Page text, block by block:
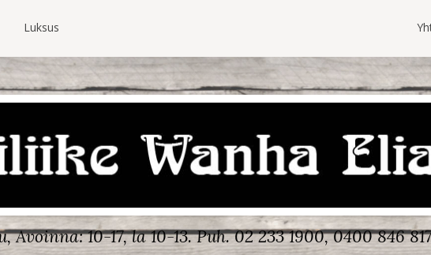
Luksus
10-17, la 10-13.Puh. 02 233 1900, 0400 846 817